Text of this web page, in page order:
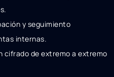
y seguimiento
internas.
cifrado de extremo a extremo